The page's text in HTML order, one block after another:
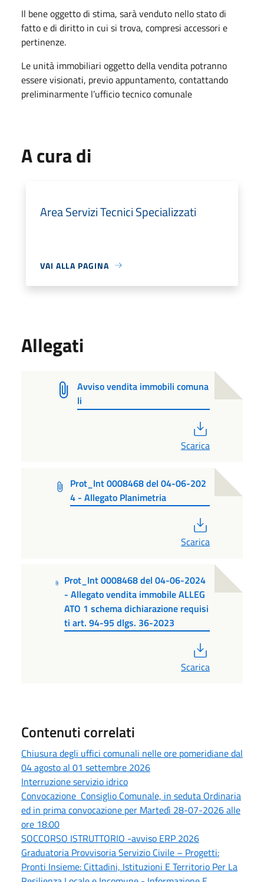
Il bene oggetto di stima, sarà venduto nello stato di
fatto e di diritto in cui si trova, compresi accessori e
pertinenze.
Le unità immobiliari oggetto della vendita potranno
essere visionati, previo appuntamento, contattando
preliminarmente l’ufficio tecnico comunale
A cura di
Area Servizi Tecnici Specializzati
VAI ALLA PAGINA
Allegati
Avviso vendita immobili comuna
li
Scarica
Prot_Int 0008468 del 04-06-202
4 - Allegato Planimetria
Scarica
Prot_Int 0008468 del 04-06-2024
- Allegato vendita immobile ALLEG
ATO 1 schema dichiarazione requisi
ti art. 94-95 dlgs. 36-2023
Scarica
Contenuti correlati
Chiusura degli uffici comunali nelle ore pomeridiane dal
04 agosto al 01 settembre 2026
Interruzione servizio idrico
Convocazione Consiglio Comunale, in seduta Ordinaria
ed in prima convocazione per Martedì 28-07-2026 alle
ore 18:00
SOCCORSO ISTRUTTORIO -avviso ERP 2026
Graduatoria Provvisoria Servizio Civile – Progetti:
Pronti Insieme: Cittadini, Istituzioni E Territorio Per La